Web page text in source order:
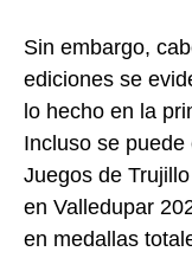
Sin embargo,
ediciones se
lo hecho en la
Incluso se
Juegos de
en Valledupar
en medallas